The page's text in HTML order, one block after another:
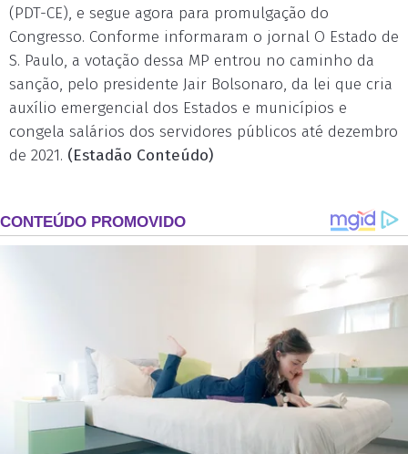
(PDT-CE), e segue agora para promulgação do
Congresso. Conforme informaram o jornal O Estado de
S. Paulo, a votação dessa MP entrou no caminho da
sanção, pelo presidente Jair Bolsonaro, da lei que cria
auxílio emergencial dos Estados e municípios e
congela salários dos servidores públicos até dezembro
de 2021. (Estadão Conteúdo)